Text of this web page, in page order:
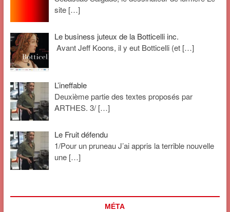
site […]
Le business juteux de la Botticelli inc.
Avant Jeff Koons, il y eut Botticelli (et […]
L’ineffable
Deuxième partie des textes proposés par
ARTHES. 3/ […]
Le Fruit défendu
1/Pour un pruneau J’ai appris la terrible nouvelle
une […]
MÉTA